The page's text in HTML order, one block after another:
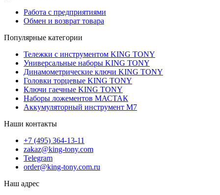
Работа с предприятиями
Обмен и возврат товара
Популярные категории
Тележки с инструментом KING TONY
Универсальные наборы KING TONY
Динамометрические ключи KING TONY
Головки торцевые KING TONY
Ключи гаечные KING TONY
Наборы ложементов МАСТАК
Аккумуляторный инструмент M7
Наши контакты
+7 (495) 364-13-11
zakaz@king-tony.com
Telegram
order@king-tony.com.ru
Наш адрес